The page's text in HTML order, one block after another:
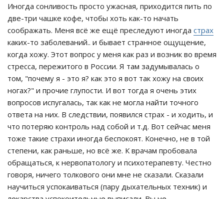
Иногда сонливость просто ужасная, приходится пить по
две-три чашке кофе, чтобы хоть как-то начать
соображать. Меня всё же ещё преследуют иногда страх
каких-то заболеваний.. и бывает странное ощущение,
когда хожу. Этот вопрос у меня как раз и возник во время
стресса, пережитого в России. Я там задумывалась о
том, "почему я - это я? как это я вот так хожу на своих
ногах?" и прочие глупости. И вот тогда я очень этих
вопросов испугалась, так как не могла найти точного
ответа на них. В следствии, появился страх - и ходить, и
что потеряю контроль над собой и т.д. Вот сейчас меня
тоже такие страхи иногда беспокоят. Конечно, не в той
степени, как раньше, но всё же. К врачам пробовала
обращаться, к нервопатологу и психотерапевту. Честно
говоря, ничего толкового они мне не сказали. Сказали
научиться успокаиваться (пару дыхательных техник) и